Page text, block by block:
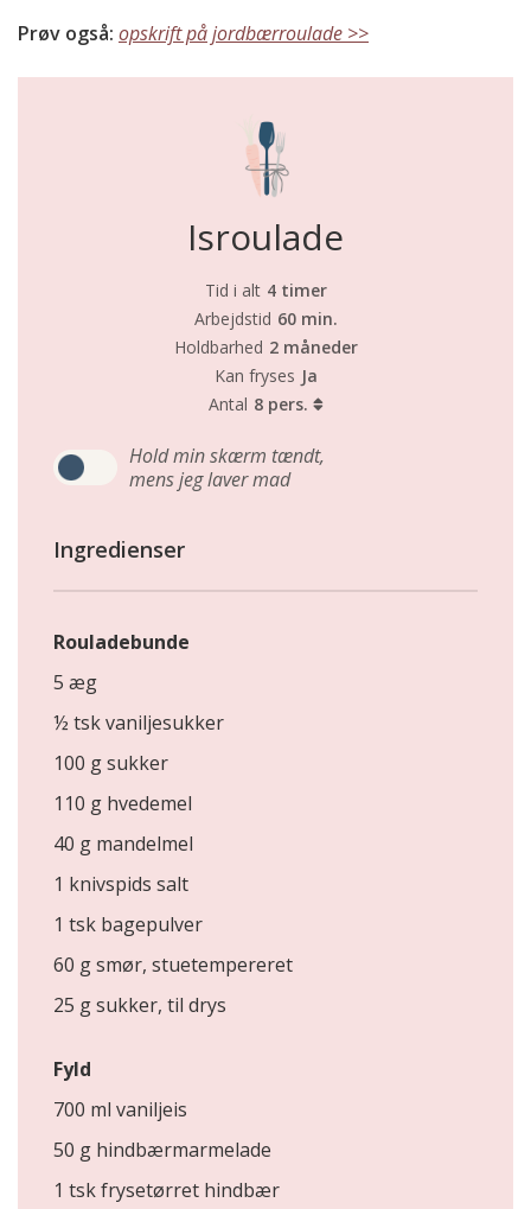
Prøv også: opskrift på jordbærroulade >>
Isroulade
Tid i alt 4 timer
Arbejdstid 60 min.
Holdbarhed 2 måneder
Kan fryses Ja
Antal 8 pers.
Hold min skærm tændt,
mens jeg laver mad
Ingredienser
Rouladebunde
5 æg
½ tsk vaniljesukker
100 g sukker
110 g hvedemel
40 g mandelmel
1 knivspids salt
1 tsk bagepulver
60 g smør, stuetempereret
25 g sukker, til drys
Fyld
700 ml vaniljeis
50 g hindbærmarmelade
1 tsk frysetørret hindbær